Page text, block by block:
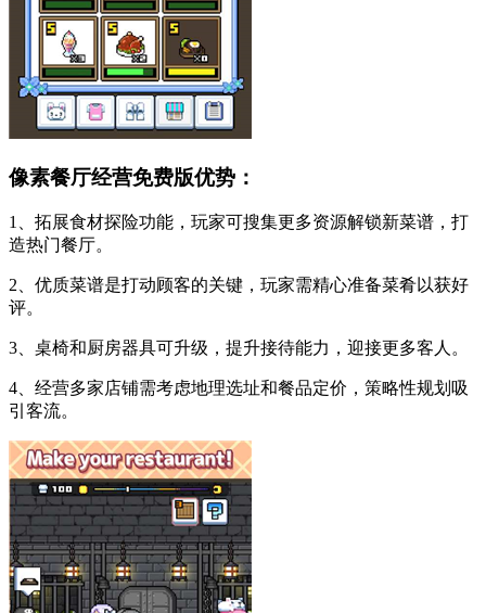
像素餐厅经营免费版优势：
1、拓展食材探险功能，玩家可搜集更多资源解锁新菜谱，打
造热门餐厅。
2、优质菜谱是打动顾客的关键，玩家需精心准备菜肴以获好
评。
3、桌椅和厨房器具可升级，提升接待能力，迎接更多客人。
4、经营多家店铺需考虑地理选址和餐品定价，策略性规划吸
引客流。